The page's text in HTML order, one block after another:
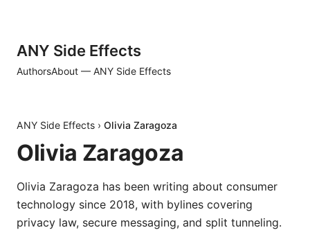
ANY Side Effects
AuthorsAbout — ANY Side Effects
ANY Side Effects › Olivia Zaragoza
Olivia Zaragoza
Olivia Zaragoza has been writing about consumer
technology since 2018, with bylines covering
privacy law, secure messaging, and split tunneling.